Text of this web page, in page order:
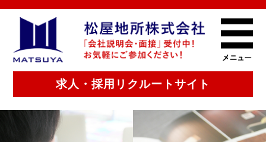
求人・採用リクルートサイト